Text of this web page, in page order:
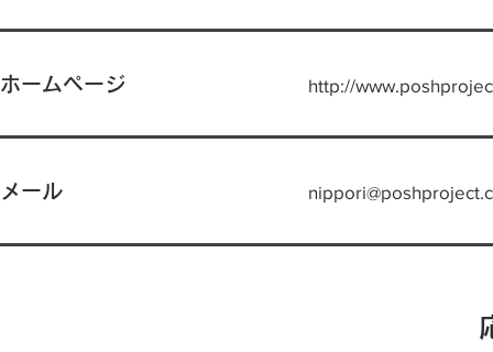
ホームページ http://
メール